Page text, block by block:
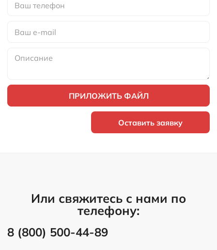
ПРИЛОЖИТЬ ФАЙЛ
Оставить заявку
Или свяжитесь с нами по
телефону:
8 (800) 500-44-89